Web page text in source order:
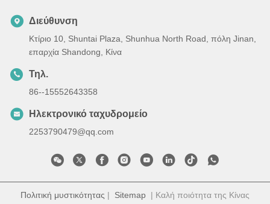
Διεύθυνση
Κτίριο 10, Shuntai Plaza, Shunhua North Road, πόλη Jinan,
επαρχία Shandong, Κίνα
Τηλ.
86--15552643358
Ηλεκτρονικό ταχυδρομείο
2253790479@qq.com
Πολιτική μυστικότητας | Sitemap | Καλή ποιότητα της Κίνας